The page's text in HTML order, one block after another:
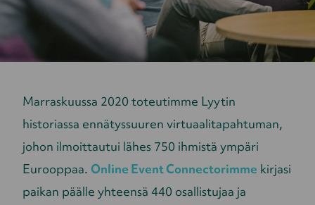
Marraskuussa 2020 toteutimme Lyytin
historiassa ennätyssuuren virtuaalitapahtuman,
johon ilmoittautui lähes 750 ihmistä ympäri
Eurooppaa. Online Event Connectorimme kirjasi
paikan päälle yhteensä 440 osallistujaa ja